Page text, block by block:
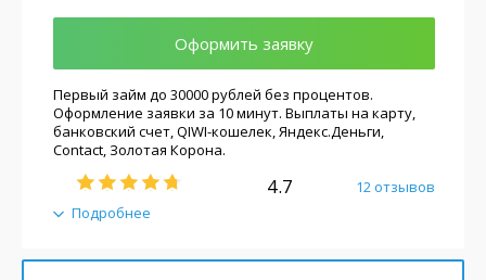
Оформить заявку
Подробнее
Первый займ до 30000 рублей без процентов.
Оформление заявки за 10 минут. Выплаты на карту,
банковский счет, QIWI-кошелек, Яндекс.Деньги,
Contact, Золотая Корона.
4.7 12 отзывов